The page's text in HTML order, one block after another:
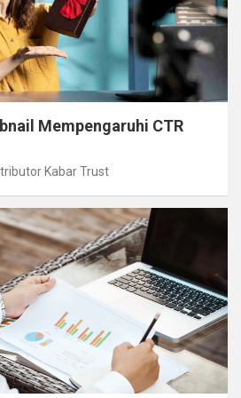
Mempengaruhi CTR
Kabar Trust